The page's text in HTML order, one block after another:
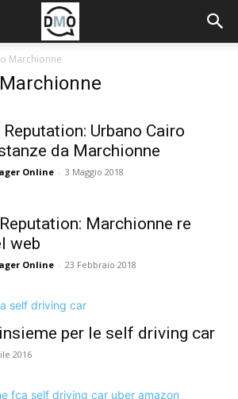
Marchionne
Urbano Cairo
da Marchionne
Online - 3 Maggio 2018
Marchionne re
web
Online - 23 Febbraio 2018
per le self driving car
2016